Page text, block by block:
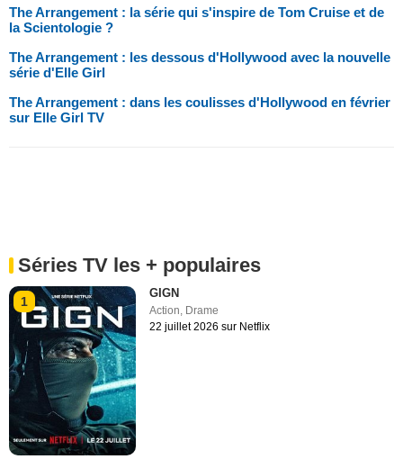
The Arrangement : la série qui s'inspire de Tom Cruise et de
la Scientologie ?
The Arrangement : les dessous d'Hollywood avec la nouvelle
série d'Elle Girl
The Arrangement : dans les coulisses d'Hollywood en février
sur Elle Girl TV
Séries TV les + populaires
1
GIGN
Action, Drame
22 juillet 2026 sur Netflix